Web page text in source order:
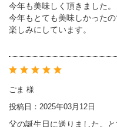
今年も美味しく頂きました。
今年もとても美味しかったの
楽しみにしています。
ごま 様
投稿日：2025年03月12日
父の誕生日に送りました。